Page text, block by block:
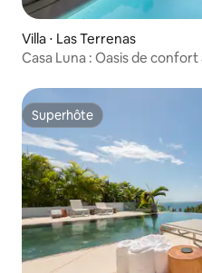
Villa ⋅ Las Terrenas
Casa Luna : Oasis de confort
Superhôte
Superhôte